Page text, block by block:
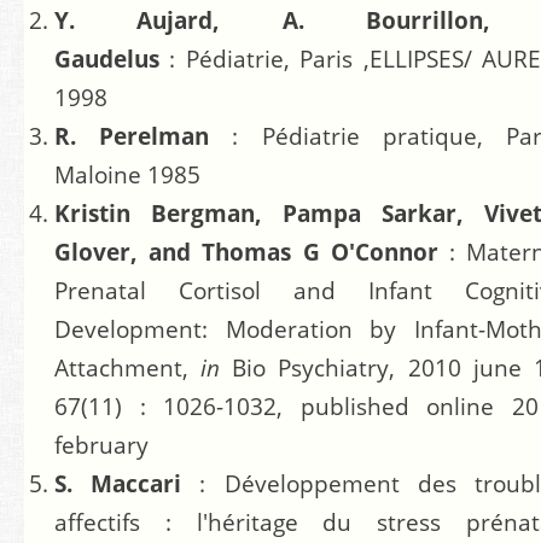
Y. Aujard, A. Bourrillon,
Gaudelus : Pédiatrie, Paris ,ELLIPSES/
1998
R. Perelman : Pédiatrie pratique,
Maloine 1985
Kristin Bergman, Pampa Sarkar,
Glover, and Thomas G O'Connor:
Prenatal Cortisol and Infant
Development: Moderation by Infant-
Attachment, in Bio Psychiatry, 2010 june
67(11) : 1026-1032, published online
february
S. Maccari :
Développement des
affectifs : l'héritage du stress